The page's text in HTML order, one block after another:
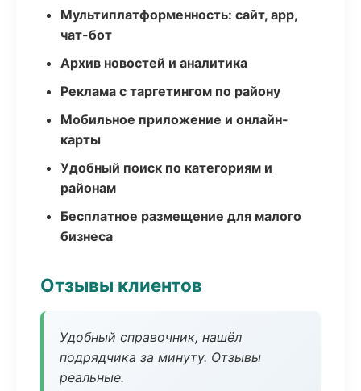
Мультиплатформенность: сайт, app,
чат-бот
Архив новостей и аналитика
Реклама с таргетингом по району
Мобильное приложение и онлайн-
карты
Удобный поиск по категориям и
районам
Бесплатное размещение для малого
бизнеса
Отзывы клиентов
Удобный справочник, нашёл
подрядчика за минуту. Отзывы
реальные.